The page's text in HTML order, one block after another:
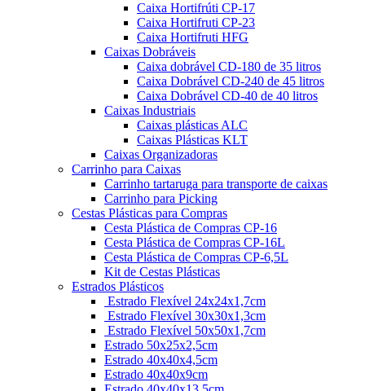
Caixa Hortifrúti CP-17
Caixa Hortifruti CP-23
Caixa Hortifruti HFG
Caixas Dobráveis
Caixa dobrável CD-180 de 35 litros
Caixa Dobrável CD-240 de 45 litros
Caixa Dobrável CD-40 de 40 litros
Caixas Industriais
Caixas plásticas ALC
Caixas Plásticas KLT
Caixas Organizadoras
Carrinho para Caixas
Carrinho tartaruga para transporte de caixas
Carrinho para Picking
Cestas Plásticas para Compras
Cesta Plástica de Compras CP-16
Cesta Plástica de Compras CP-16L
Cesta Plástica de Compras CP-6,5L
Kit de Cestas Plásticas
Estrados Plásticos
Estrado Flexível 24x24x1,7cm
Estrado Flexível 30x30x1,3cm
Estrado Flexível 50x50x1,7cm
Estrado 50x25x2,5cm
Estrado 40x40x4,5cm
Estrado 40x40x9cm